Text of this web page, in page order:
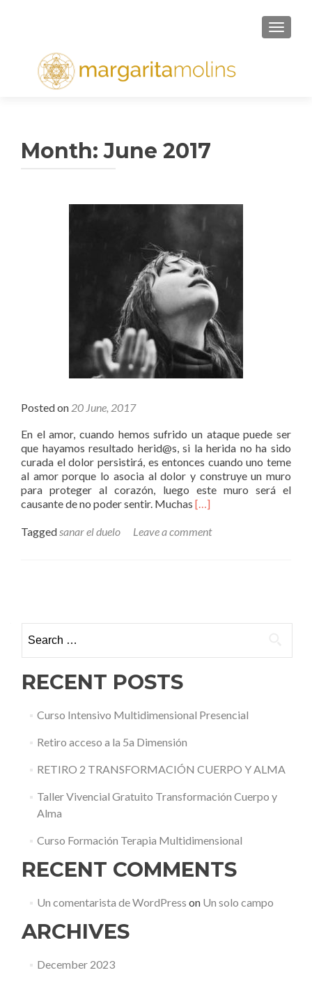
Month: June 2017
Posted on 20 June, 2017
En el amor, cuando hemos sufrido un ataque puede ser
que hayamos resultado herid@s, si la herida no ha sido
curada el dolor persistirá, es entonces cuando uno teme
al amor porque lo asocia al dolor y construye un muro
para proteger al corazón, luego este muro será el
causante de no poder sentir. Muchas Read
about
[…]
Taggedsanar el duelo Leave a comment
RECENT POSTS
Curso Intensivo Multidimensional Presencial
Retiro acceso a la 5a Dimensión
RETIRO 2 TRANSFORMACIÓN CUERPO Y ALMA
Taller Vivencial Gratuito Transformación Cuerpo y
Alma
Curso Formación Terapia Multidimensional
RECENT COMMENTS
Un comentarista de WordPress on Un solo campo
ARCHIVES
December 2023